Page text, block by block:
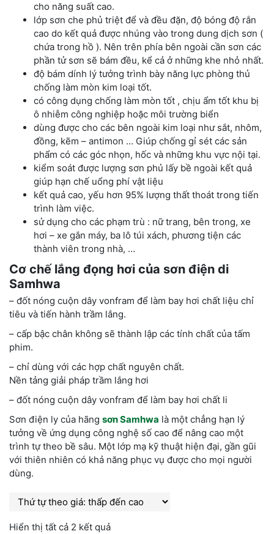
cho năng suất cao.
lớp sơn che phủ triệt để và đều đặn, độ bóng độ rắn
cao do kết quả được nhúng vào trong dung dịch sơn (
chứa trong hồ ). Nên trên phía bên ngoài cần sơn các
phần tử sơn sẽ bám đều, kể cả ở những khe nhỏ nhất.
độ bám dính lý tưởng trình bày năng lực phòng thủ
chống làm mòn kim loại tốt.
có công dụng chống làm mòn tốt , chịu ẩm tốt khu bị
ô nhiễm công nghiệp hoặc môi trường biển
dùng được cho các bên ngoài kim loại như sắt, nhôm,
đồng, kẽm – antimon … Giúp chống gỉ sét các sản
phẩm có các góc nhọn, hốc và những khu vực nội tại.
kiểm soát được lượng sơn phủ lấy bề ngoài kết quả
giúp hạn chế uổng phí vật liệu
kết quả cao, yếu hơn 95% lượng thất thoát trong tiến
trình làm việc.
sử dụng cho các phạm trù : nữ trang, bên trong, xe
hơi – xe gắn máy, ba lô túi xách, phương tiện các
thành viên trong nhà, …
Cơ chế lắng đọng hơi của sơn điện di
Samhwa
– đốt nóng cuộn dây vonfram để làm bay hơi chất liệu chỉ
tiêu và tiến hành trầm lắng.
– cấp bậc chân không sẽ thành lập các tính chất của tấm
phim.
– chỉ dùng với các hợp chất nguyên chất.
Nền tảng giải pháp trầm lắng hơi
– đốt nóng cuộn dây vonfram để làm bay hơi chất li
Sơn điện ly của hãng sơn Samhwa là một chẳng hạn lý
tưởng về ứng dụng công nghệ số cao để nâng cao một
trình tự theo bề sâu. Một lớp mạ kỹ thuật hiện đại, gần gũi
với thiên nhiên có khả năng phục vụ được cho mọi người
dùng.
Hiển thị tất cả 2 kết quả